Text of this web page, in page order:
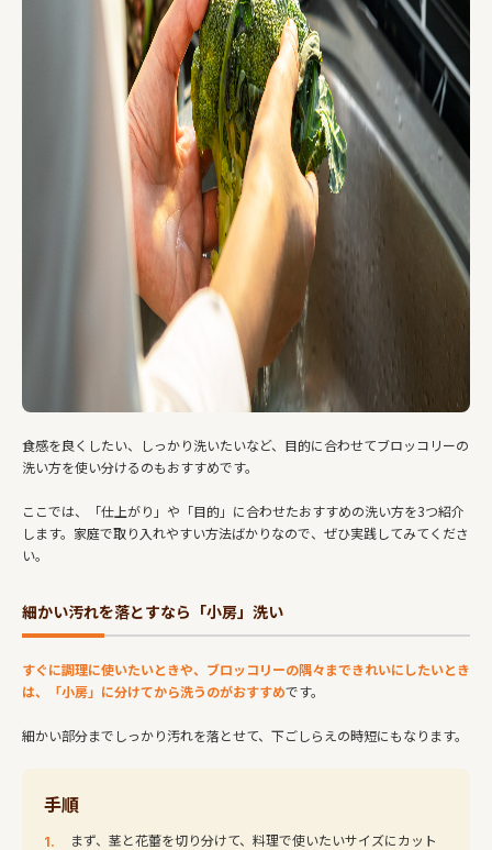
食感を良くしたい、しっかり洗いたいなど、目的に合わせてブロッコリーの
洗い方を使い分けるのもおすすめです。
ここでは、「仕上がり」や「目的」に合わせたおすすめの洗い方を3つ紹介
します。家庭で取り入れやすい方法ばかりなので、ぜひ実践してみてくださ
い。
細かい汚れを落とすなら「小房」洗い
すぐに調理に使いたいときや、ブロッコリーの隅々まできれいにしたいとき
は、「小房」に分けてから洗うのがおすすめです。
細かい部分までしっかり汚れを落とせて、下ごしらえの時短にもなります。
手順
まず、茎と花蕾を切り分けて、料理で使いたいサイズにカット